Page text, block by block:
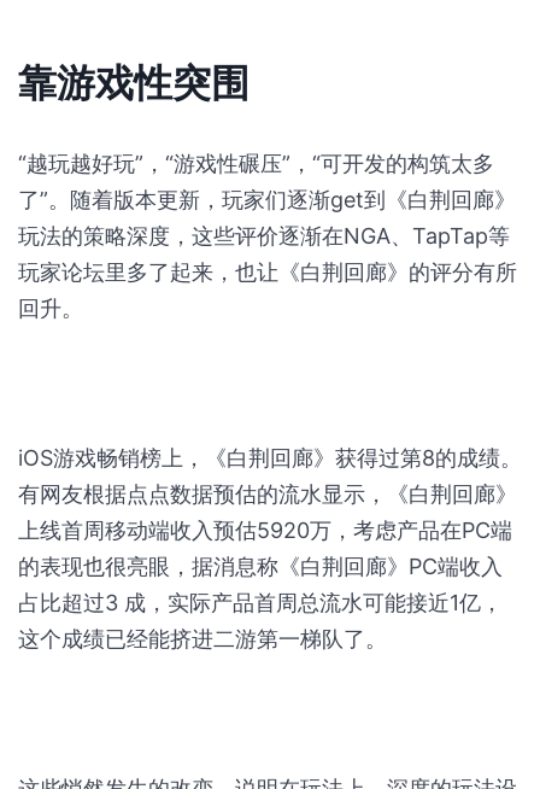
靠游戏性突围
“越玩越好玩”，“游戏性碾压”，“可开发的构筑太多
了”。随着版本更新，玩家们逐渐get到《白荆回廊》
玩法的策略深度，这些评价逐渐在NGA、TapTap等
玩家论坛里多了起来，也让《白荆回廊》的评分有所
回升。
iOS游戏畅销榜上，《白荆回廊》获得过第8的成绩。
有网友根据点点数据预估的流水显示，《白荆回廊》
上线首周移动端收入预估5920万，考虑产品在PC端
的表现也很亮眼，据消息称《白荆回廊》PC端收入
占比超过3 成，实际产品首周总流水可能接近1亿，
这个成绩已经能挤进二游第一梯队了。